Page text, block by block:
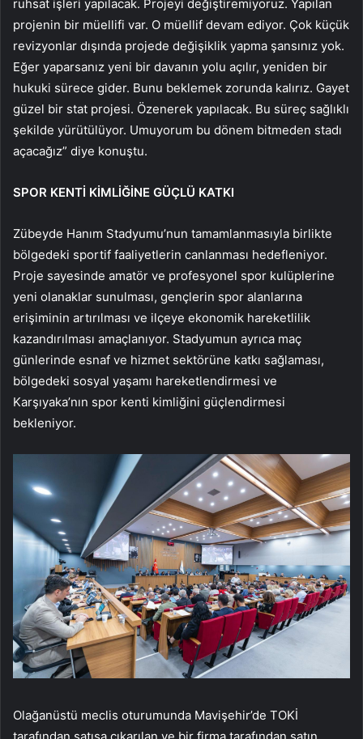
ruhsat işleri yapılacak. Projeyi değiştiremiyoruz. Yapılan
projenin bir müellifi var. O müellif devam ediyor. Çok küçük
revizyonlar dışında projede değişiklik yapma şansınız yok.
Eğer yaparsanız yeni bir davanın yolu açılır, yeniden bir
hukuki sürece gider. Bunu beklemek zorunda kalırız. Gayet
güzel bir stat projesi. Özenerek yapılacak. Bu süreç sağlıklı
şekilde yürütülüyor. Umuyorum bu dönem bitmeden stadı
açacağız” diye konuştu.
SPOR KENTİ KİMLİĞİNE GÜÇLÜ KATKI
Zübeyde Hanım Stadyumu’nun tamamlanmasıyla birlikte
bölgedeki sportif faaliyetlerin canlanması hedefleniyor.
Proje sayesinde amatör ve profesyonel spor kulüplerine
yeni olanaklar sunulması, gençlerin spor alanlarına
erişiminin artırılması ve ilçeye ekonomik hareketlilik
kazandırılması amaçlanıyor. Stadyumun ayrıca maç
günlerinde esnaf ve hizmet sektörüne katkı sağlaması,
bölgedeki sosyal yaşamı hareketlendirmesi ve
Karşıyaka’nın spor kenti kimliğini güçlendirmesi
bekleniyor.
Olağanüstü meclis oturumunda Mavişehir’de TOKİ